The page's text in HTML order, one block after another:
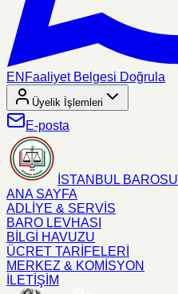
EN Faaliyet Belgesi Doğrula
Üyelik İşlemleri
E-posta
İSTANBUL BAROSU
ANA SAYFA
ADLİYE & SERVİS
BARO LEVHASI
BİLGİ HAVUZU
ÜCRET TARİFELERİ
MERKEZ & KOMİSYON
İLETİŞİM